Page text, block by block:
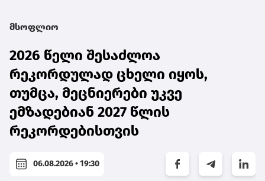
მსოფლიო
2026 წელი შესაძლოა
რეკორდულად ცხელი იყოს,
თუმცა, მეცნიერები უკვე
ემზადებიან 2027 წლის
რეკორდებისთვის
06.08.2026 • 19:30